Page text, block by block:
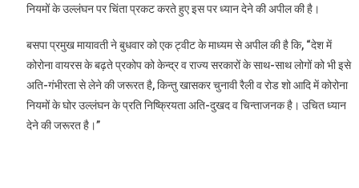
नियमों के उल्लंघन पर चिंता प्रकट करते हुए इस पर ध्यान देने की अपील की है।
बसपा प्रमुख मायावती ने बुधवार को एक ट्वीट के माध्यम से अपील की है कि, “देश में
कोरोना वायरस के बढ़ते प्रकोप को केन्द्र व राज्य सरकारों के साथ-साथ लोगों को भी इसे
अति-गंभीरता से लेने की जरूरत है, किन्तु खासकर चुनावी रैली व रोड शो आदि में कोरोना
नियमों के घोर उल्लंघन के प्रति निष्क्रियता अति-दुखद व चिन्ताजनक है। उचित ध्यान
देने की जरूरत है।”